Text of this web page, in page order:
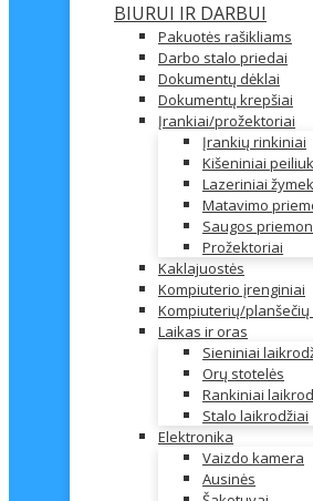
BIURUI IR DARBUI
Pakuotės rašikliams
Darbo stalo priedai
Dokumentų dėklai
Dokumentų krepšiai
Įrankiai/prožektoriai
Įrankių rinkiniai
Kišeniniai
Lazeriniai
Matavimo
Saugos
Prožektoriai
Kaklajuostės
Kompiuterio įrenginiai
Kompiuterių/planšečių
Laikas ir oras
Sieniniai
Orų stotelės
Rankiniai
Stalo laikrodžiai
Elektronika
Vaizdo kamera
Ausinės